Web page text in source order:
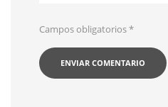
Campos obligatorios*